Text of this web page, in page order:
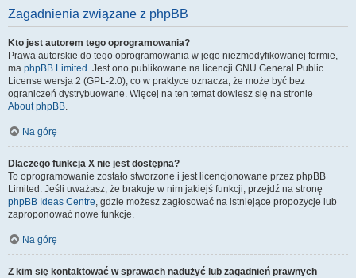
Zagadnienia związane z phpBB
Kto jest autorem tego oprogramowania?
Prawa autorskie do tego oprogramowania w jego niezmodyfikowanej formie,
ma phpBB Limited . Jest ono publikowane na licencji GNU General Public
License wersja 2 (GPL-2.0), co w praktyce oznacza, że może być bez
ograniczeń dystrybuowane. Więcej na ten temat dowiesz się na stronie
About phpBB.
Na górę
Dlaczego funkcja X nie jest dostępna?
To oprogramowanie zostało stworzone i jest licencjonowane przez phpBB
Limited. Jeśli uważasz, że brakuje w nim jakiejś funkcji, przejdź na stronę
phpBB Ideas Centre, gdzie możesz zagłosować na istniejące propozycje lub
zaproponować nowe funkcje.
Na górę
Z kim się kontaktować w sprawach nadużyć lub zagadnień prawnych